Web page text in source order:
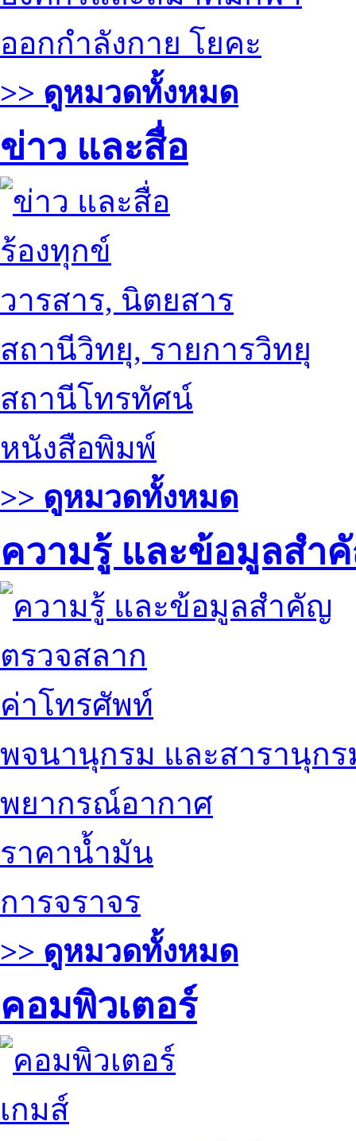
ออกกำลังกาย โยคะ
>> ดูหมวดทั้งหมด
ข่าว และสื่อ
ร้องทุกข์
วารสาร, นิตยสาร
สถานีวิทยุ, รายการวิทยุ
สถานีโทรทัศน์
หนังสือพิมพ์
>> ดูหมวดทั้งหมด
ความรู้ และข้อมูลสำ
ตรวจสลาก
ค่าโทรศัพท์
พจนานุกรม และสารานุกร
พยากรณ์อากาศ
ราคาน้ำมัน
การจราจร
>> ดูหมวดทั้งหมด
คอมพิวเตอร์
เกมส์